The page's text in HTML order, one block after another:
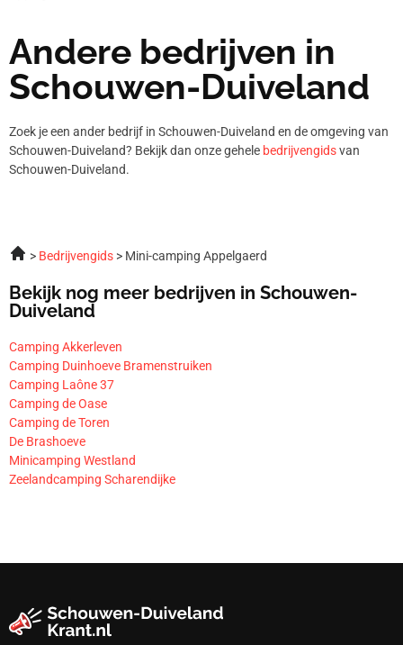
Andere bedrijven in
Schouwen-Duiveland
Zoek je een ander bedrijf in Schouwen-Duiveland en de omgeving van
Schouwen-Duiveland? Bekijk dan onze gehele bedrijvengidsvan
Schouwen-Duiveland.
Bedrijvengids Mini-camping Appelgaerd
Bekijk nog meer bedrijven in Schouwen-
Duiveland
Camping Akkerleven
Camping Duinhoeve Bramenstruiken
Camping Laône 37
Camping de Oase
Camping de Toren
De Brashoeve
Minicamping Westland
Zeelandcamping Scharendijke